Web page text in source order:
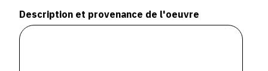
Description et provenance de l'oeuvre